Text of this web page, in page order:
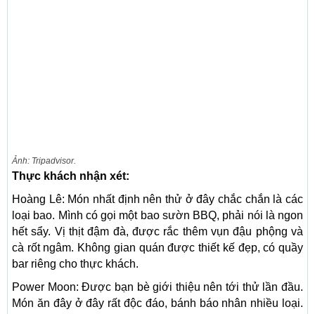
Ảnh: Tripadvisor.
Thực khách nhận xét:
Hoàng Lê: Món nhất định nên thử ở đây chắc chắn là các
loại bao. Mình có gọi một bao sườn BBQ, phải nói là ngon
hết sẩy. Vị thịt đậm đà, được rắc thêm vụn đậu phộng và
cà rốt ngâm. Không gian quán được thiết kế đẹp, có quầy
bar riêng cho thực khách.
Power Moon: Được bạn bè giới thiệu nên tới thử lần đầu.
Món ăn đây ở đây rất độc đáo, bánh báo nhân nhiều loại.